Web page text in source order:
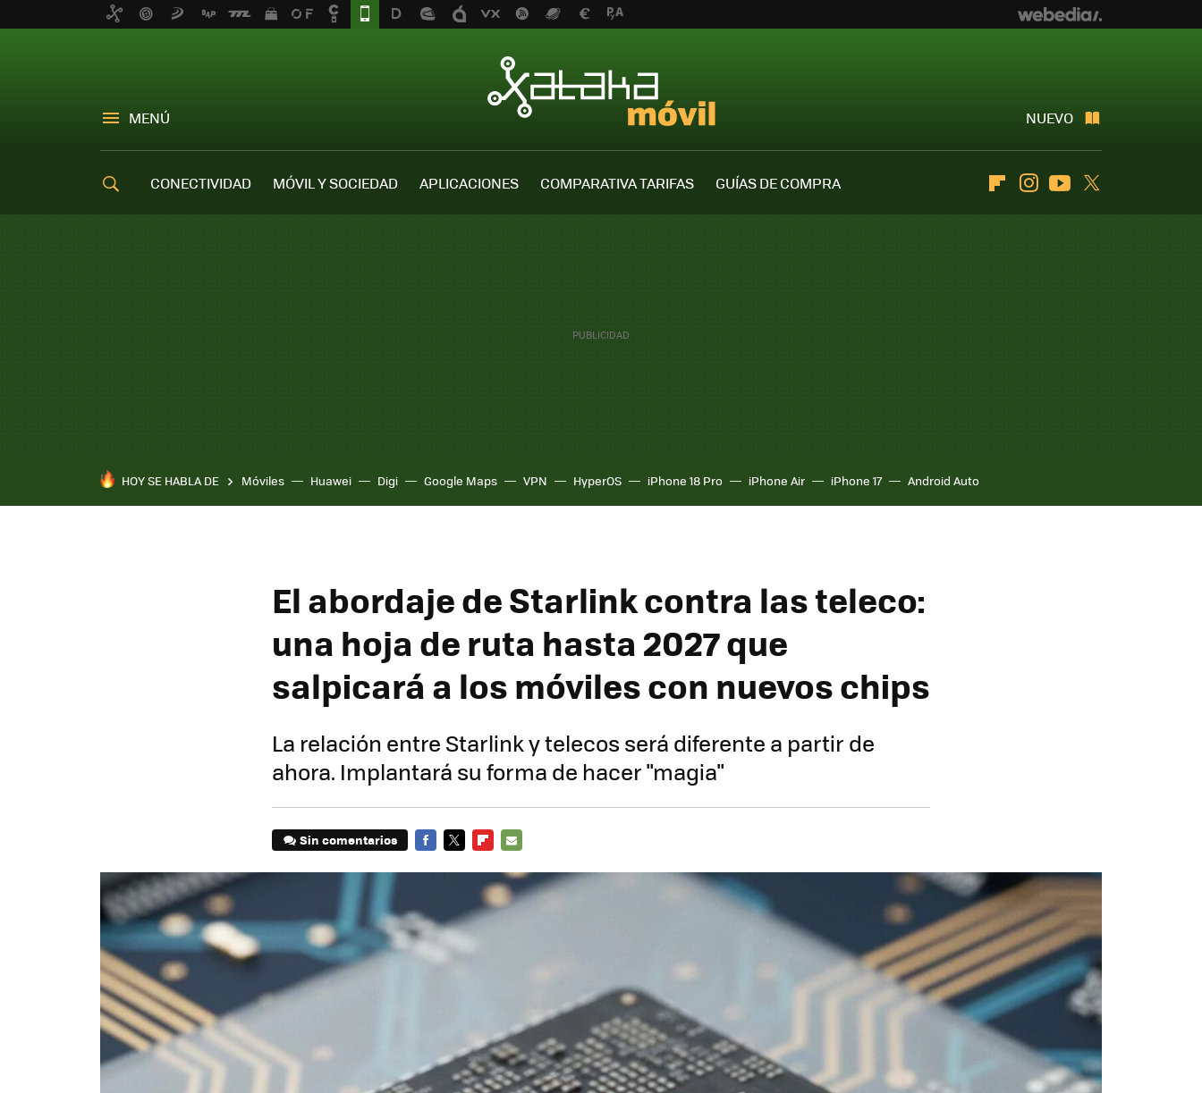
MENÚ NUEVO
CONECTIVIDAD MÓVIL Y SOCIEDAD APLICACIONES COMPARATIVA TARIFAS
GUÍAS DE COMPRA
FlipboardInstagramYoutube
HOY SE HABLA DE Móviles Huawei Digi Google Maps VPN HyperOS iPhone 18 Pro iPhone Air iPhone 17 Android Auto
El abordaje de Starlink contra las teleco:
una hoja de ruta hasta 2027 que
salpicará a los móviles con nuevos chips
La relación entre Starlink y telecos será diferente a partir de
ahora. Implantará su forma de hacer "magia"
Sin comentarios
MAIL